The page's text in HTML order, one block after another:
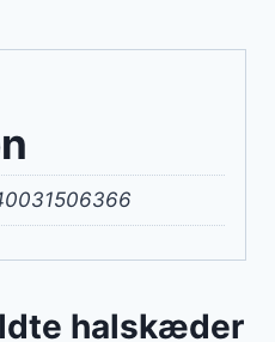
halskæder